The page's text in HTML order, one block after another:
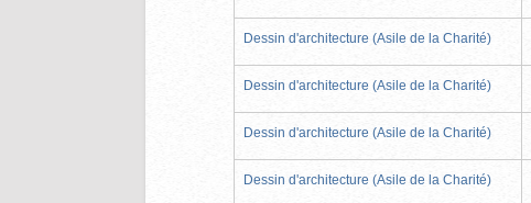
Dessin d'architecture (Asile de la Charité)
Dessin d'architecture (Asile de la Charité)
Dessin d'architecture (Asile de la Charité)
Dessin d'architecture (Asile de la Charité)